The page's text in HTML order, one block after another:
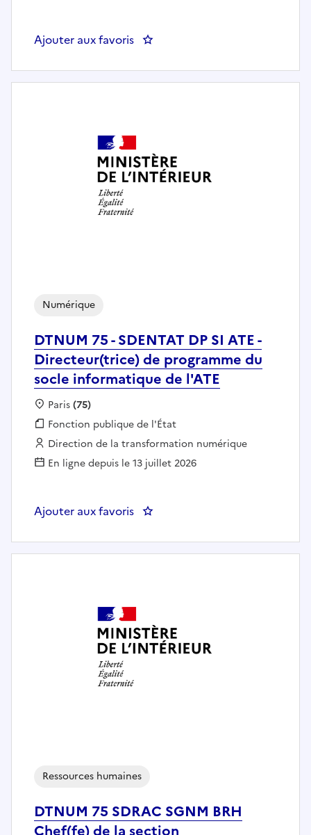
Ajouter aux favoris : DTNUM - 75 SDID -
DTNUM 75 - SDENTAT DP SI ATE -
Directeur(trice) de programme du
socle informatique de l'ATE
Numérique
Localisation :
Paris(75)
Fonction publique :
Fonction publique de l'État
Employeur :
Direction de la transformation numérique
En ligne depuis le 13 juillet 2026
Ajouter aux favoris : DTNUM 75 - SDENTAT DP SI
DTNUM 75 SDRAC SGNM BRH
Chef(fe) de la section
Ressources humaines